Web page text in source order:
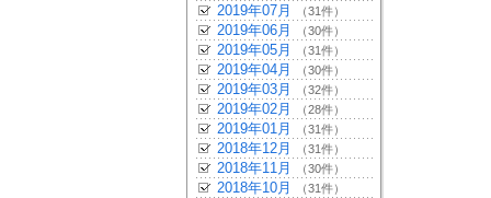
2019年07月 （31件）
2019年06月 （30件）
2019年05月 （31件）
2019年04月 （30件）
2019年03月 （32件）
2019年02月 （28件）
2019年01月 （31件）
2018年12月 （31件）
2018年11月 （30件）
2018年10月 （31件）